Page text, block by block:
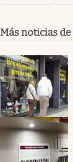
Más noticias de